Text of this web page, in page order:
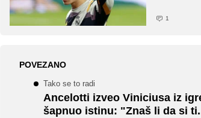
1
POVEZANO
Tako se to radi
Ancelotti izveo Viniciusa iz
šapnuo istinu: "Znaš li da si